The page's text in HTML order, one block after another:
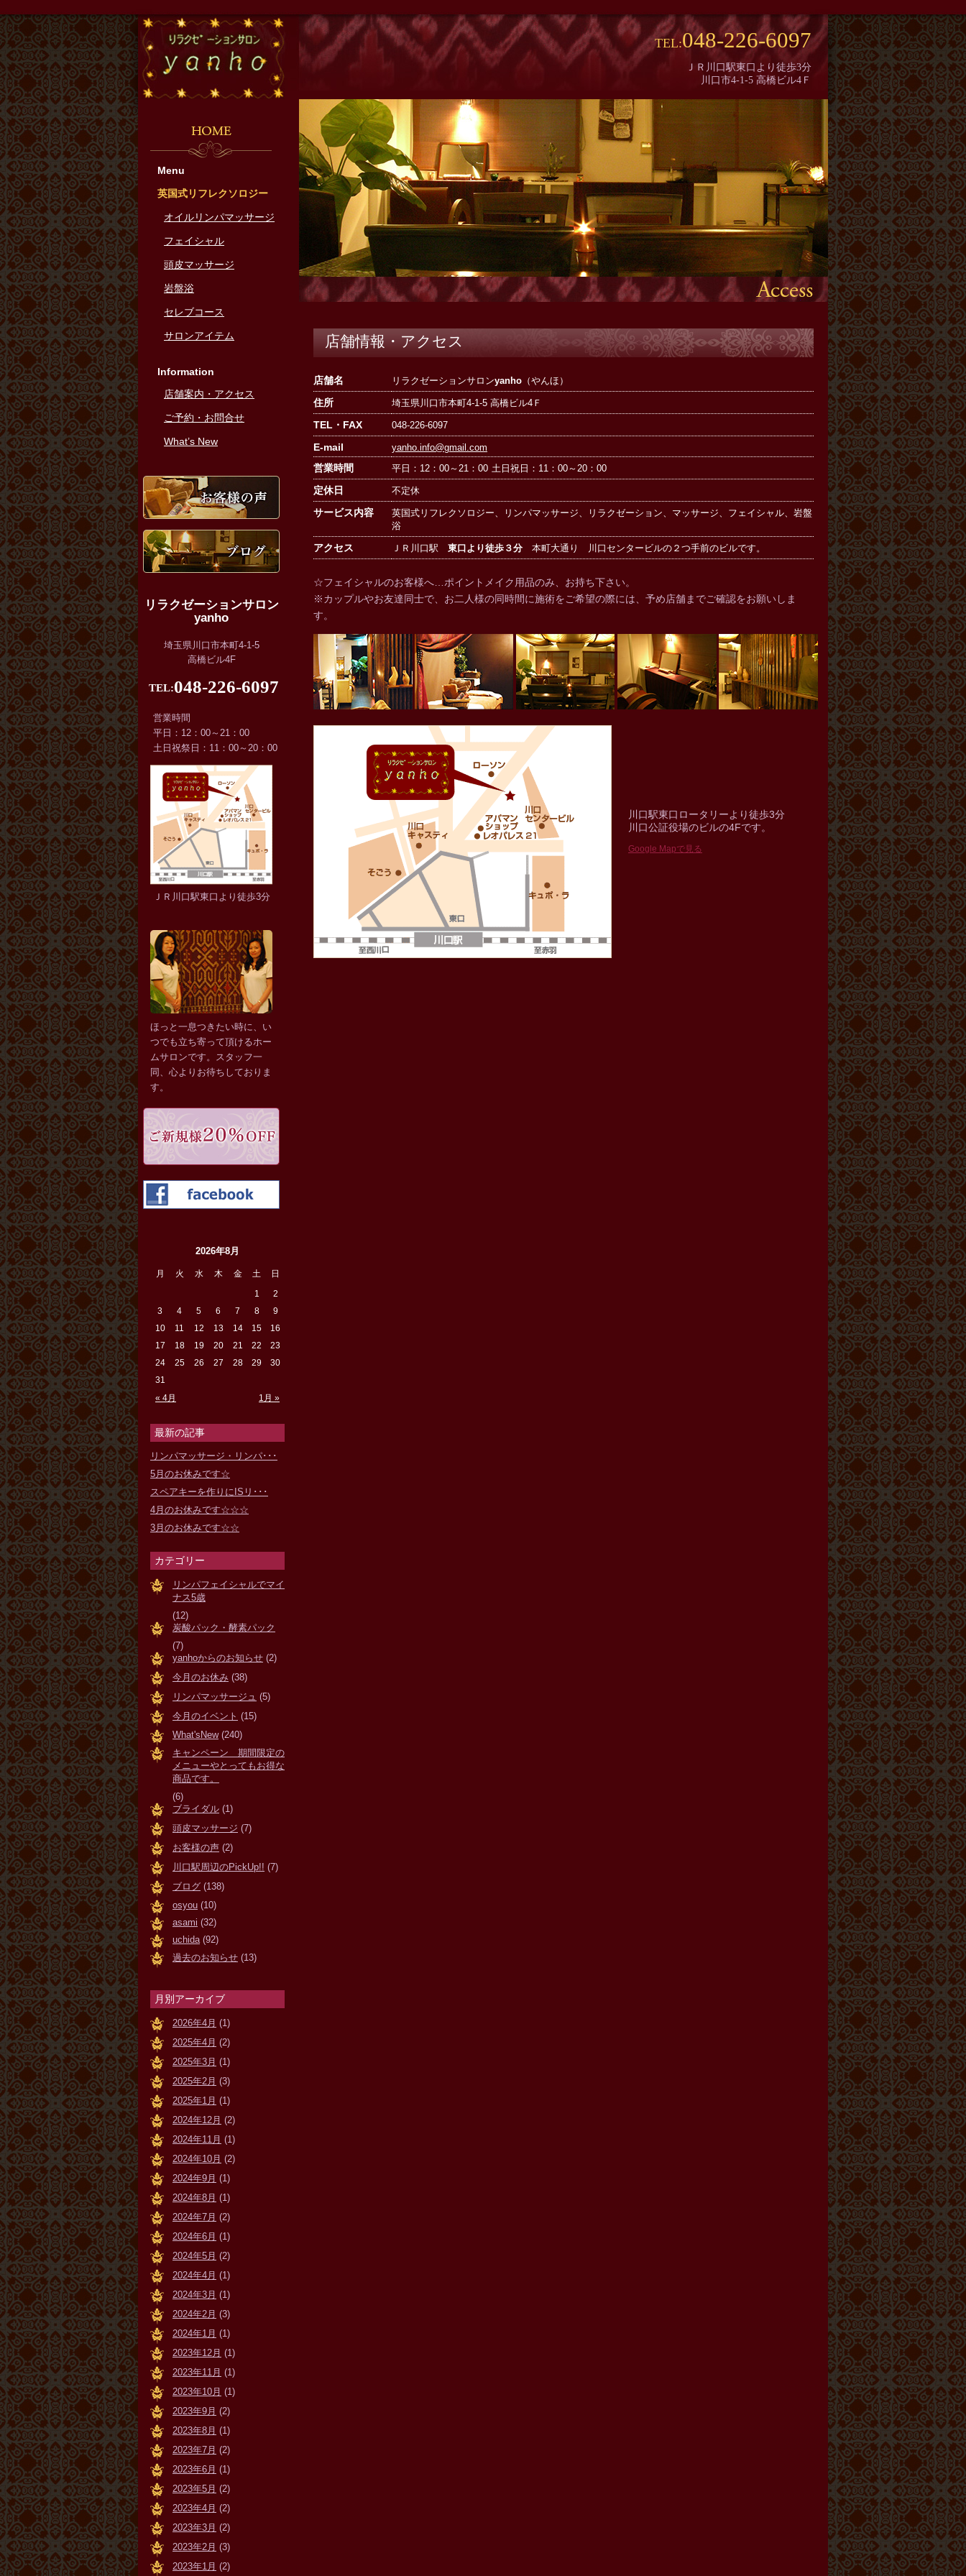
『リラクゼーションサロンyanho』
TEL:048-226-6097
ＪＲ川口駅東口より徒歩3分
川口市4-1-5 高橋ビル4Ｆ
店舗情報・アクセス
店舗名 リラクゼーションサロンyanho （やんほ）
住所 埼玉県川口市本町4-1-5 高橋ビル4Ｆ
TEL・FAX 048-226-6097
E-mail yanho.info@gmail.com
営業時間 平日：12：00～21：00 土日祝日：11：00～20：00
定休日 不定休
サービス内容
英国式リフレクソロジー、リンパマッサージ、リラクゼーション、マッサージ、フェイシャル、岩盤
浴
アクセス ＪＲ川口駅 東口より徒歩３分 本町大通り 川口センタービルの２つ手前のビルです。
☆フェイシャルのお客様へ…ポイントメイク用品のみ、お持ち下さい。
※カップルやお友達同士で、お二人様の同時間に施術をご希望の際には、予め店舗までご確認をお願いしま
す。
川口駅東口ロータリーより徒歩3分
川口公証役場のビルの4Fです。
Google Mapで見る
HOME
Menu
英国式リフレクソロジー
オイルリンパマッサージ
フェイシャル
頭皮マッサージ
岩盤浴
セレブコース
サロンアイテム
Information
店舗案内・アクセス
ご予約・お問合せ
What’s New
お客様の声
店舗案内
リラクゼーションサロン
yanho
埼玉県川口市本町4-1-5
高橋ビル4F
TEL:048-226-6097
営業時間
平日：12：00～21：00
土日祝祭日：11：00～20：00
ＪＲ川口駅東口より徒歩3分
ほっと一息つきたい時に、い
つでも立ち寄って頂けるホー
ムサロンです。スタッフ一
同、心よりお待ちしておりま
す。
2026年8月
月 火 水 木 金 土 日
« 4月 1月 »
1
2
3
4 5 6 7 8
9
10
11 12 13 14 15
16
17
18 19 20 21 22
23
24
25 26 27 28 29
30
31
最新の記事
リンパマッサージ・リンパ･･･
5月のお休みです☆
スペアキーを作りにISリ･･･
4月のお休みです☆☆☆
3月のお休みです☆☆
カテゴリー
リンパフェイシャルでマイ
ナス5歳
(12)
炭酸パック・酵素パック
(7)
yanhoからのお知らせ (2)
今月のお休み (38)
リンパマッサージュ (5)
今月のイベント (15)
What'sNew(240)
キャンペーン 期間限定の
メニューやとってもお得な
商品です。
(6)
ブライダル (1)
頭皮マッサージ (7)
お客様の声 (2)
川口駅周辺のPickUp!! (7)
ブログ (138)
osyou (10)
asami (32)
uchida(92)
過去のお知らせ (13)
月別アーカイブ
2026年4月 (1)
2025年4月 (2)
2025年3月 (1)
2025年2月 (3)
2025年1月 (1)
2024年12月 (2)
2024年11月 (1)
2024年10月 (2)
2024年9月 (1)
2024年8月 (1)
2024年7月 (2)
2024年6月 (1)
2024年5月 (2)
2024年4月 (1)
2024年3月 (1)
2024年2月 (3)
2024年1月 (1)
2023年12月 (1)
2023年11月 (1)
2023年10月 (1)
2023年9月 (2)
2023年8月 (1)
2023年7月 (2)
2023年6月 (1)
2023年5月 (2)
2023年4月 (2)
2023年3月 (2)
2023年2月 (3)
2023年1月 (2)